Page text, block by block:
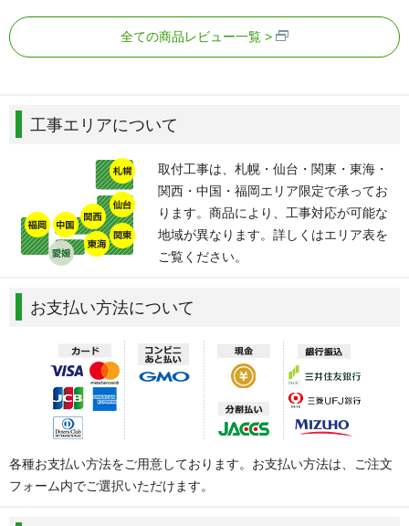
全ての商品レビュー一覧
工事エリアについて
取付工事は、札幌・仙台・関東・東海・
関西・中国・福岡エリア限定で承ってお
ります。商品により、工事対応が可能な
地域が異なります。詳しくはエリア表を
ご覧ください。
お支払い方法について
各種お支払い方法をご用意しております。お支払い方法は、ご注文
フォーム内でご選択いただけます。